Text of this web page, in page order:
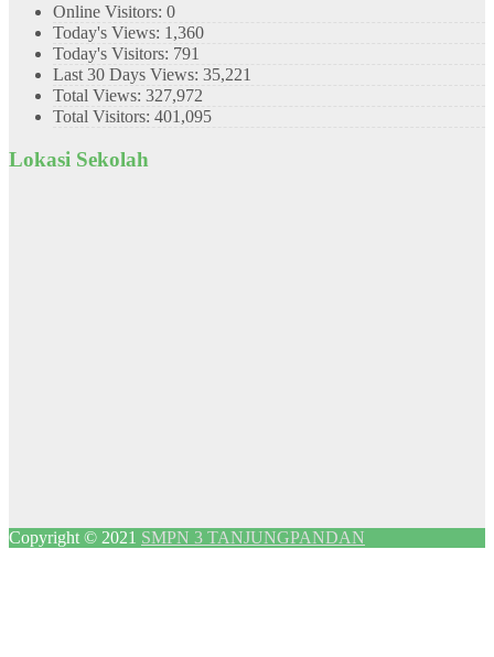
Online Visitors: 0
Today's Views: 1,360
Today's Visitors: 791
Last 30 Days Views: 35,221
Total Views: 327,972
Total Visitors: 401,095
Lokasi Sekolah
Copyright © 2021 SMPN 3 TANJUNGPANDAN